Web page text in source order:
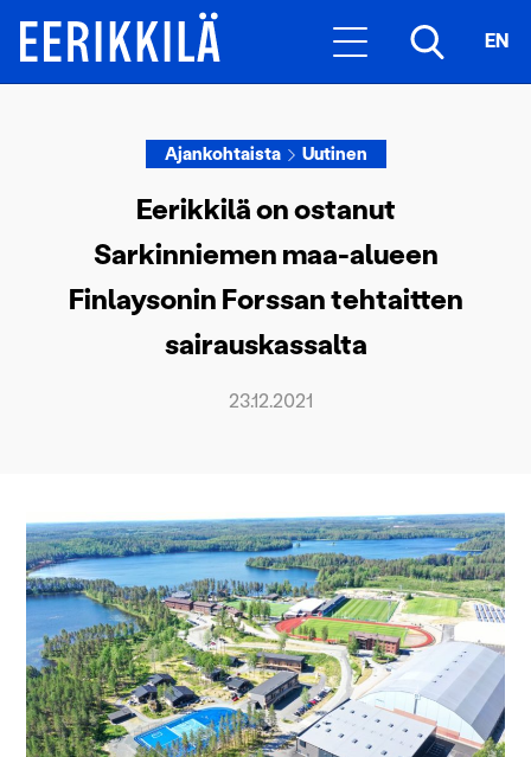
EN
Ajankohtaista Uutinen
Eerikkilä on ostanut
Sarkinniemen maa-alueen
Finlaysonin Forssan tehtaitten
sairauskassalta
23.12.2021